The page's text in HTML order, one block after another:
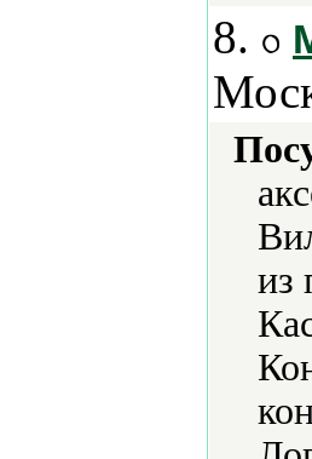
8.
из